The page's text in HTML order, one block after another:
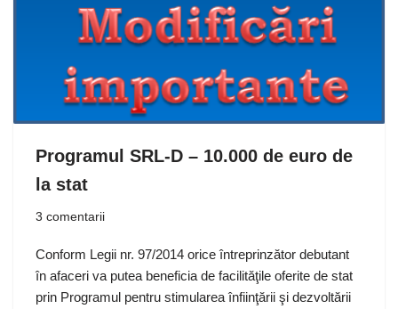
Programul SRL-D – 10.000 de euro de
la stat
3 comentarii
Conform Legii nr. 97/2014 orice întreprinzător debutant
în afaceri va putea beneficia de facilităţile oferite de stat
prin Programul pentru stimularea înfiinţării şi dezvoltării